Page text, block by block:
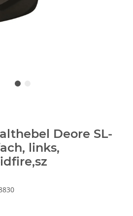
Deore SL-
links,